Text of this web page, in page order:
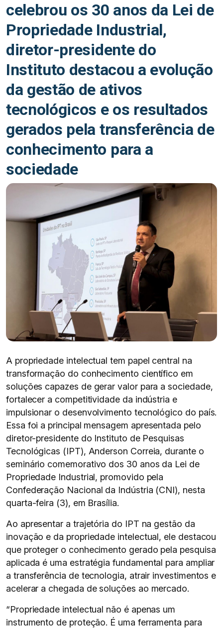
celebrou os 30 anos da Lei de
Propriedade Industrial,
diretor-presidente do
Instituto destacou a evolução
da gestão de ativos
tecnológicos e os resultados
gerados pela transferência de
conhecimento para a
sociedade
A propriedade intelectual tem papel central na
transformação do conhecimento científico em
soluções capazes de gerar valor para a sociedade,
fortalecer a competitividade da indústria e
impulsionar o desenvolvimento tecnológico do país.
Essa foi a principal mensagem apresentada pelo
diretor-presidente do Instituto de Pesquisas
Tecnológicas (IPT), Anderson Correia, durante o
seminário comemorativo dos 30 anos da Lei de
Propriedade Industrial, promovido pela
Confederação Nacional da Indústria (CNI), nesta
quarta-feira (3), em Brasília.
Ao apresentar a trajetória do IPT na gestão da
inovação e da propriedade intelectual, ele destacou
que proteger o conhecimento gerado pela pesquisa
aplicada é uma estratégia fundamental para ampliar
a transferência de tecnologia, atrair investimentos e
acelerar a chegada de soluções ao mercado.
“Propriedade intelectual não é apenas um
instrumento de proteção. É uma ferramenta para